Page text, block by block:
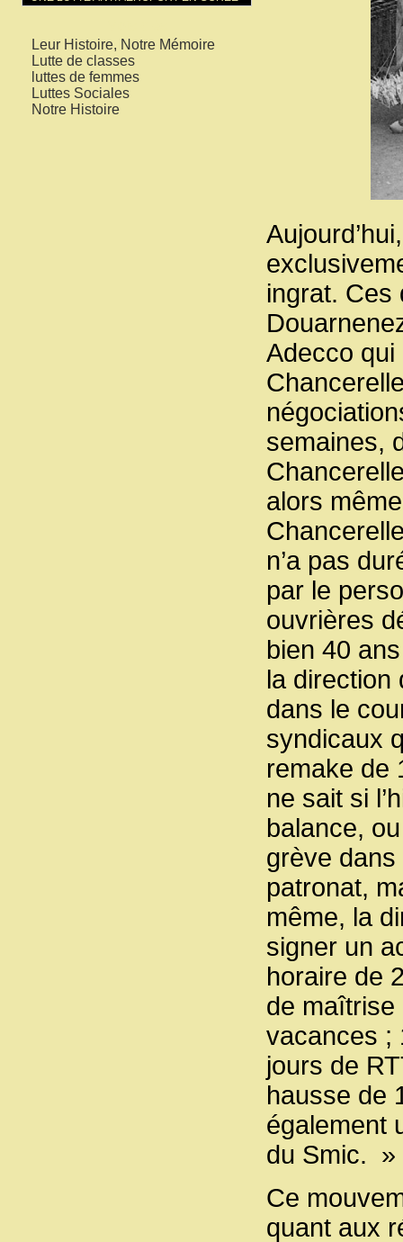
ingrat. Ces
Adecco qui
semaines,
alors
n’a pas
par le
ouvrières
bien 40
la direction
dans le
syndicaux
remake de
ne sait si
balance,
grève
patronat,
même, la
signer un
horaire de
de maîtrise
vacances ;
jours de
hausse de
également
du Smic. »
Ce
quant aux
Leur Histoire, Notre Mémoire
Lutte de classes
luttes de femmes
Luttes Sociales
Notre Histoire